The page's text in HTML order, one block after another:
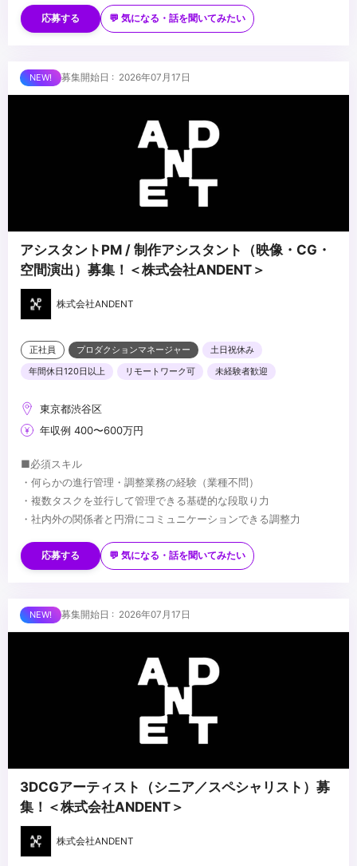
・ゼロベースでデザインを制作する事が出来る方
・様々なジャンルの作品に応じ、柔軟に演出方法を変えられる方
・新しい知識・技術にチャレンジする向上心のある方
・誰に対しても積極的にコミュニケーションを図りながら、主体的
・「これだけは誰にも負けない！」と⾔える知識や想いがある⽅
応募する 💬 気になる・話を聞いてみたい
募集開始日 : 2026年07月17日
アシスタントPM / 制作アシスタント（映像・CG・
空間演出）募集！＜株式会社ANDENT＞
株式会社ANDENT
正社員 プロダクションマネージャー
土日祝休み
年間休日120日以上
リモートワーク可 未経験者歓迎
東京都渋谷区
年収例 400〜600万円
■必須スキル
・何らかの進行管理・調整業務の経験（業種不問）
・複数タスクを並行して管理できる基礎的な段取り力
・社内外の関係者と円滑にコミュニケーションできる調整力
・制作進行・アシスタントディレクター・PMアシスタント等の経
験
・プロジェクト管理ツール（Notion／スプレッドシート等）の使用
・AIツールの活用に前向きな方
■求める人物像
・段取り・気配りが得意で、丁寧かつ粘り強くフォローできる方
・将来PM・プロデューサーを目指す成長意欲のある方
応募する 💬 気になる・話を聞いてみたい
募集開始日 : 2026年07月17日
3DCGアーティスト（シニア／スペシャリスト）募
集！＜株式会社ANDENT＞
株式会社ANDENT